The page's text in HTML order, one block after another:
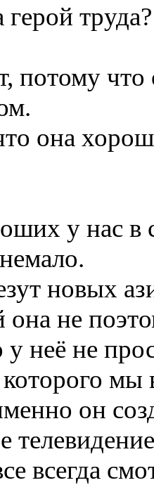
труда?
потому что
она
у нас в
новых
она не
неё не
мы
он
всегда